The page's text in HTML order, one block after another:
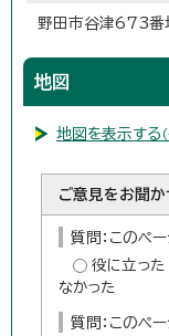
野田市谷津673番
地図
地図を表示する
ご意見をお聞か
質問：このペ
役に立った
なかった
質問：このペ